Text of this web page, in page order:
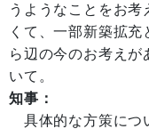
うようなことをお
くて、一部新築拡
ら辺の今のお考えが
いて。
知事：
具体的な方策につ